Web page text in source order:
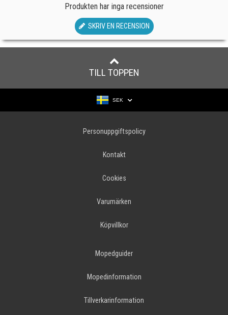
Produkten har inga recensioner
SKRIV EN RECENSION
TILL TOPPEN
SEK
Personuppgiftspolicy
Kontakt
Cookies
Varumärken
Köpvillkor
Mopedguider
Mopedinformation
Tillverkarinformation